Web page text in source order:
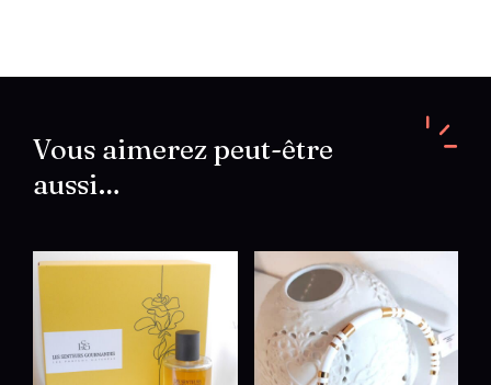
acier
Vous aimerez peut-être
aussi…